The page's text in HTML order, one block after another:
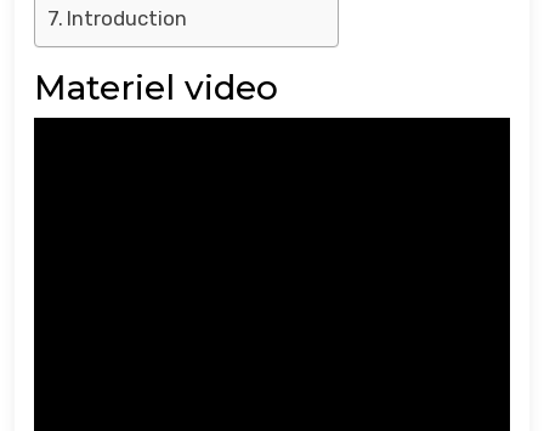
Introduction
Materiel video